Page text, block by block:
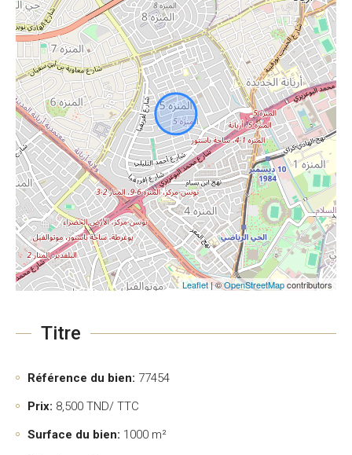
Leaflet| ©OpenStreetMapcontributors
Titre
Référence du bien: 77454
Prix: 8,500 TND/ TTC
Surface du bien: 1000 m²